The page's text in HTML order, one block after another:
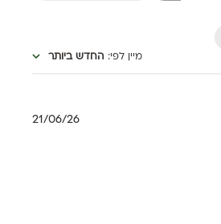
מיין לפי: החדש ביותר
תאריך21/06/26